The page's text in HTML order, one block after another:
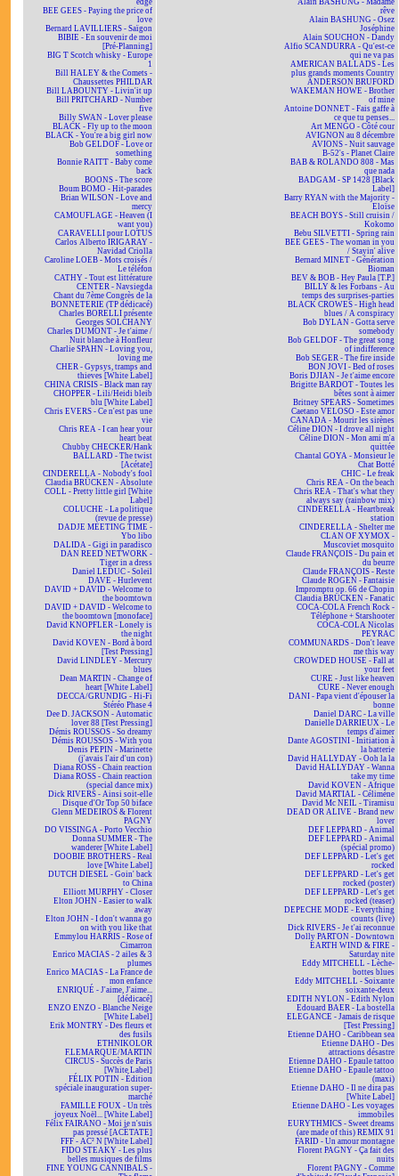
edge
BEE GEES - Paying the price of
love
Bernard LAVILLIERS - Saïgon
BIBIE - En souvenir de moi
[Pré-Planning]
BIG T Scotch whisky - Europe
1
Bill HALEY & the Comets -
Chaussettes PHILDAR
Bill LABOUNTY - Livin'it up
Bill PRITCHARD - Number
five
Billy SWAN - Lover please
BLACK - Fly up to the moon
BLACK - You're a big girl now
Bob GELDOF - Love or
something
Bonnie RAITT - Baby come
back
BOONS - The score
Boum BOMO - Hit-parades
Brian WILSON - Love and
mercy
CAMOUFLAGE - Heaven (I
want you)
CARAVELLI pour LOTUS
Carlos Alberto IRIGARAY -
Navidad Criolla
Caroline LOEB - Mots croisés /
Le téléfon
CATHY - Tout est littérature
CENTER - Navsiegda
Chant du 7ème Congrès de la
BONNETERIE (TP dédicacé)
Charles BORELLI présente
Georges SOLCHANY
Charles DUMONT - Je t'aime /
Nuit blanche à Honfleur
Charlie SPAHN - Loving you,
loving me
CHER - Gypsys, tramps and
thieves [White Label]
CHINA CRISIS - Black man ray
CHOPPER - Lili/Heidi bleib
blu [White Label]
Chris EVERS - Ce n'est pas une
vie
Chris REA - I can hear your
heart beat
Chubby CHECKER/Hank
BALLARD - The twist
[Acétate]
CINDERELLA - Nobody's fool
Claudia BRÜCKEN - Absolute
COLL - Pretty little girl [White
Label]
COLUCHE - La politique
(revue de presse)
DADJE MEETING TIME -
Ybo libo
DALIDA - Gigi in paradisco
DAN REED NETWORK -
Tiger in a dress
Daniel LEDUC - Soleil
DAVE - Hurlevent
DAVID + DAVID - Welcome to
the boomtown
DAVID + DAVID - Welcome to
the boomtown [monoface]
David KNOPFLER - Lonely is
the night
David KOVEN - Bord à bord
[Test Pressing]
David LINDLEY - Mercury
blues
Dean MARTIN - Change of
heart [White Label]
DECCA/GRUNDIG - Hi-Fi
Stéréo Phase 4
Dee D. JACKSON - Automatic
lover 88 [Test Pressing]
Démis ROUSSOS - So dreamy
Démis ROUSSOS - With you
Denis PEPIN - Marinette
(j'avais l'air d'un con)
Diana ROSS - Chain reaction
Diana ROSS - Chain reaction
(special dance mix)
Dick RIVERS - Ainsi soit-elle
Disque d'Or Top 50 biface
Glenn MEDEIROS & Florent
PAGNY
DO VISSINGA - Porto Vecchio
Donna SUMMER - The
wanderer [White Label]
DOOBIE BROTHERS - Real
love [White Label]
DUTCH DIESEL - Goin' back
to China
Elliott MURPHY - Closer
Elton JOHN - Easier to walk
away
Elton JOHN - I don't wanna go
on with you like that
Emmylou HARRIS - Rose of
Cimarron
Enrico MACIAS - 2 ailes & 3
plumes
Enrico MACIAS - La France de
mon enfance
ENRIQUÉ - J'aime, J'aime...
[dédicacé]
ENZO ENZO - Blanche Neige
[White Label]
Erik MONTRY - Des fleurs et
des fusils
ETHNIKOLOR
F.LEMARQUE/MARTIN
CIRCUS - Succès de Paris
[White Label]
FÉLIX POTIN - Édition
spéciale inauguration super-
marché
FAMILLE FOUX - Un très
joyeux Noël... [White Label]
Félix FAIRANO - Moi je n'suis
pas pressé [ACÉTATE]
FFF - AC² N [White Label]
FIDO STEAKY - Les plus
belles musiques de films
FINE YOUNG CANNIBALS -
Alain BASHUNG - Madame
rêve
Alain BASHUNG - Osez
Joséphine
Alain SOUCHON - Dandy
Alfio SCANDURRA - Qu'est-ce
qui ne va pas
AMERICAN BALLADS - Les
plus grands moments Country
ANDERSON BRUFORD
WAKEMAN HOWE - Brother
of mine
Antoine DONNET - Fais gaffe à
ce que tu penses...
Art MENGO - Côté cour
AVIGNON au 8 décembre
AVIONS - Nuit sauvage
B-52's - Planet Claire
BAB & ROLANDO 808 - Mas
que nada
BADGAM - SP 1428 [Black
Label]
Barry RYAN with the Majority -
Eloïse
BEACH BOYS - Still cruisin /
Kokomo
Bebu SILVETTI - Spring rain
BEE GEES - The woman in you
/ Stayin' alive
Bernard MINET - Génération
Bioman
BEV & BOB - Hey Paula [T.P.]
BILLY & les Forbans - Au
temps des surprises-parties
BLACK CROWES - High head
blues / A conspiracy
Bob DYLAN - Gotta serve
somebody
Bob GELDOF - The great song
of indifference
Bob SEGER - The fire inside
BON JOVI - Bed of roses
Boris DJIAN - Je t'aime encore
Brigitte BARDOT - Toutes les
bêtes sont à aimer
Britney SPEARS - Sometimes
Caetano VELOSO - Este amor
CANADA - Mourir les sirènes
Céline DION - I drove all night
Céline DION - Mon ami m'a
quittée
Chantal GOYA - Monsieur le
Chat Botté
CHIC - Le freak
Chris REA - On the beach
Chris REA - That's what they
always say (rainbow mix)
CINDERELLA - Heartbreak
station
CINDERELLA - Shelter me
CLAN OF XYMOX -
Muscoviet mosquito
Claude FRANÇOIS - Du pain et
du beurre
Claude FRANÇOIS - Reste
Claude ROGEN - Fantaisie
Impromptu op. 66 de Chopin
Claudia BRÜCKEN - Fanatic
COCA-COLA French Rock -
Téléphone + Starshooter
COCA-COLA Nicolas
PEYRAC
COMMUNARDS - Don't leave
me this way
CROWDED HOUSE - Fall at
your feet
CURE - Just like heaven
CURE - Never enough
DANI - Papa vient d'épouser la
bonne
Daniel DARC - La ville
Danielle DARRIEUX - Le
temps d'aimer
Dante AGOSTINI - Initiation à
la batterie
David HALLYDAY - Ooh la la
David HALLYDAY - Wanna
take my time
David KOVEN - Afrique
David MARTIAL - Célimène
David Mc NEIL - Tiramisu
DEAD OR ALIVE - Brand new
lover
DEF LEPPARD - Animal
DEF LEPPARD - Animal
(spécial promo)
DEF LEPPARD - Let's get
rocked
DEF LEPPARD - Let's get
rocked (poster)
DEF LEPPARD - Let's get
rocked (teaser)
DEPECHE MODE - Everything
counts (live)
Dick RIVERS - Je t'ai reconnue
Dolly PARTON - Downtown
EARTH WIND & FIRE -
Saturday nite
Eddy MITCHELL - Lèche-
bottes blues
Eddy MITCHELL - Soixante
soixante-deux
EDITH NYLON - Edith Nylon
Edouard BAER - La bostella
ELEGANCE - Jamais de risque
[Test Pressing]
Etienne DAHO - Caribbean sea
Etienne DAHO - Des
attractions désastre
Etienne DAHO - Epaule tattoo
Etienne DAHO - Epaule tattoo
(maxi)
Etienne DAHO - Il ne dira pas
[White Label]
Etienne DAHO - Les voyages
immobiles
EURYTHMICS - Sweet dreams
(are made of this) REMIX 91
FARID - Un amour montagne
Florent PAGNY - Ça fait des
nuits
Florent PAGNY - Comme